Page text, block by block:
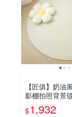
【匠俱】奶油
影棚拍照背景
拍照背景毯 減
$1,932